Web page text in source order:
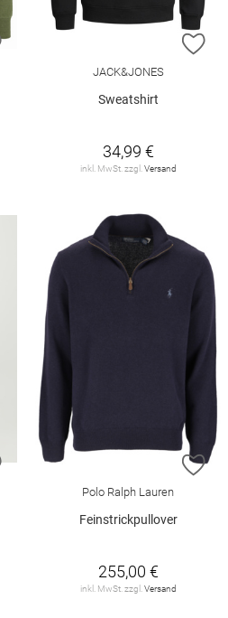
ZUR WUNSCHLISTE HINZUFÜGEN
JACK&JONES
Sweatshirt
34,99 €
inkl. MwSt. zzgl. Versand
ZUR WUNSCHLISTE HINZUFÜGEN
Polo Ralph Lauren
Feinstrickpullover
255,00 €
inkl. MwSt. zzgl. Versand